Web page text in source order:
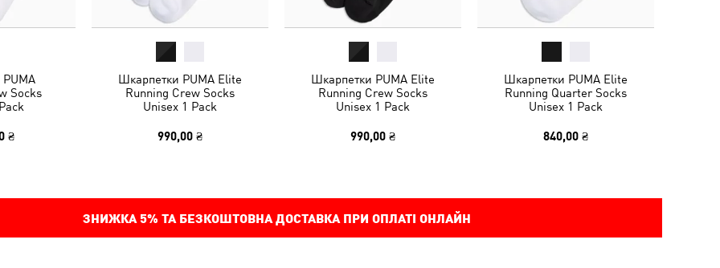
Socks
₴
Шкарпетки PUMA Elite
Running Crew Socks
Unisex 1 Pack
990,00 ₴
Шкарпетки PUMA Elite
Running Crew Socks
Unisex 1 Pack
990,00 ₴
Шкарпетки PUMA Elite
Running Quarter Socks
Unisex 1 Pack
840,00 ₴
ЗНИЖКА 5% ТА БЕЗКОШТОВНА ДОСТАВКА ПРИ ОПЛАТІ ОНЛАЙН